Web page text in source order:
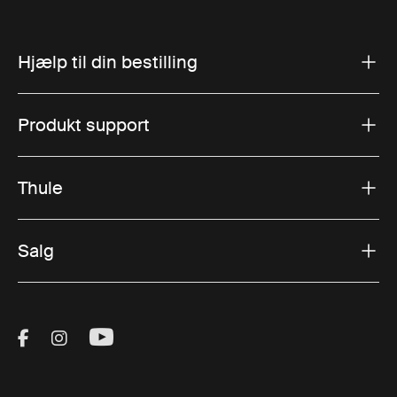
Hjælp til din bestilling
Produkt support
Thule
Salg
Visit Thule on Facebook (external link)
Visit Thule on Instagram (external link)
Visit Thule on Youtube (external